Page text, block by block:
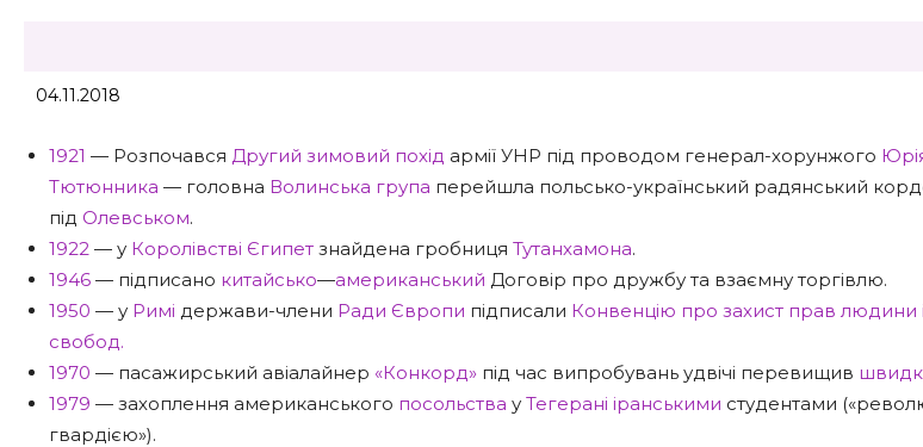
04.11.2018
1921 — Розпочався Другий зимовий похід армії УНР під проводом генерал-хорунжого
Тютюнника — головна Волинська група перейшла польсько-український радянський
під Олевськом.
1922 — у Королівстві Єгипет знайдена гробниця Тутанхамона.
1946 — підписано китайсько—американський Договір про дружбу та взаємну торгівлю.
1950 — у Римі держави-члени Ради Європи підписали Конвенцію про захист прав людини
свобод.
1970 — пасажирський авіалайнер «Конкорд» під час випробувань удвічі перевищив
1979 — захоплення американського посольства у Тегерані іранськими студентами
гвардією»).